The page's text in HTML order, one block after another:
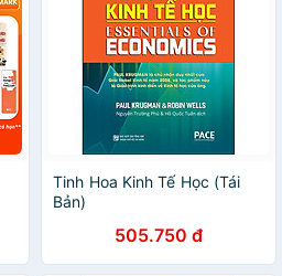
Tinh Hoa Kinh Tế Học (Tái
Bản)
505.750 đ